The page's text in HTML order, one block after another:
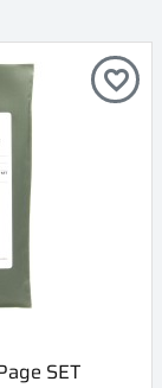
SET
favorite_border